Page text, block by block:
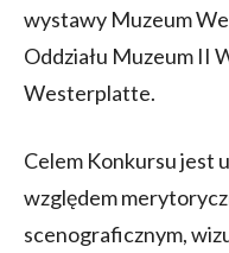
wystawy Muzeum
Oddziału Muzeum II
Westerplatte.
Celem Konkursu jest
względem
scenograficznym,